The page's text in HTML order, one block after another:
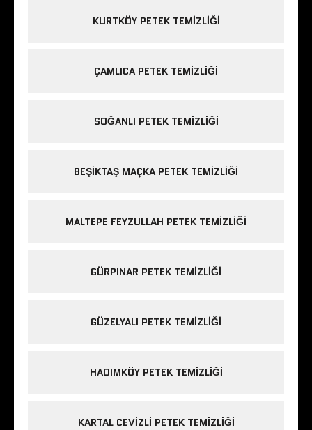
KURTKÖY PETEK TEMIZLIĞI
ÇAMLICA PETEK TEMIZLIĞI
SOĞANLI PETEK TEMIZLIĞI
BEŞIKTAŞ MAÇKA PETEK TEMIZLIĞI
MALTEPE FEYZULLAH PETEK TEMIZLIĞI
GÜRPINAR PETEK TEMIZLIĞI
GÜZELYALI PETEK TEMIZLIĞI
HADIMKÖY PETEK TEMIZLIĞI
KARTAL CEVIZLI PETEK TEMIZLIĞI